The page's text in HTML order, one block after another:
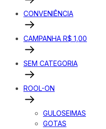
CONVENIÊNCIA
CAMPANHA R$ 1,00
SEM CATEGORIA
ROOL-ON
GULOSEIMAS
GOTAS